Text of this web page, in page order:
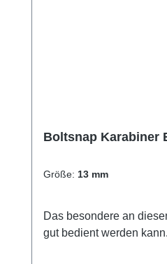
Boltsnap Karabiner
Größe: 13 mm
Das besondere an
gut bedient werden